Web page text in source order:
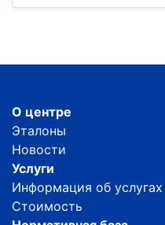
О центре
Эталоны
Новости
Услуги
Информация об услугах
Стоимость